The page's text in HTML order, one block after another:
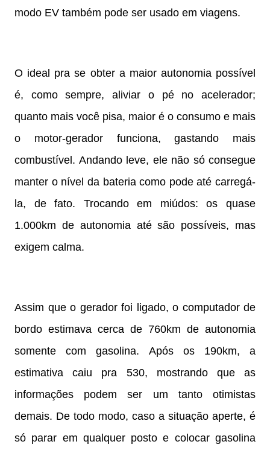
modo EV também pode ser usado em viagens.
O ideal pra se obter a maior autonomia possível
é, como sempre, aliviar o pé no acelerador;
quanto mais você pisa, maior é o consumo e mais
o motor-gerador funciona, gastando mais
combustível. Andando leve, ele não só consegue
manter o nível da bateria como pode até carregá-
la, de fato. Trocando em miúdos: os quase
1.000km de autonomia até são possíveis, mas
exigem calma.
Assim que o gerador foi ligado, o computador de
bordo estimava cerca de 760km de autonomia
somente com gasolina. Após os 190km, a
estimativa caiu pra 530, mostrando que as
informações podem ser um tanto otimistas
demais. De todo modo, caso a situação aperte, é
só parar em qualquer posto e colocar gasolina